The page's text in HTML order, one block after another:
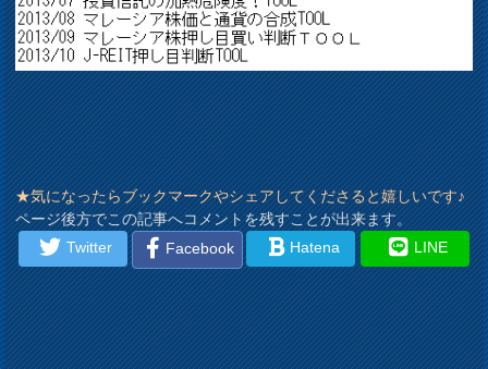
★気になったらブックマークやシェアしてくださると嬉しいです♪
ページ後方でこの記事へコメントを残すことが出来ます。
Twitter
Facebook Hatena LINE